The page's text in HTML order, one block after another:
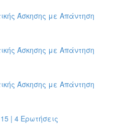
Άσκησης με Απάντηση
Άσκησης με Απάντηση
Άσκησης με Απάντηση
| 4 Ερωτήσεις